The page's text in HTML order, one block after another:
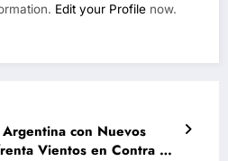
Edit your Profile now.
con Nuevos
Vientos en Contra en